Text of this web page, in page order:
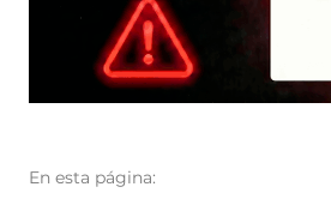
En esta página: